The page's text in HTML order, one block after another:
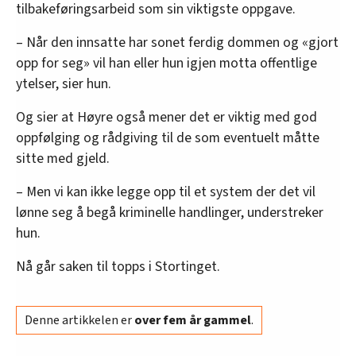
oversikten lengre ned på denne siden.
tilbakeføringsarbeid som sin viktigste oppgave.
– Når den innsatte har sonet ferdig dommen og «gjort
opp for seg» vil han eller hun igjen motta offentlige
ytelser, sier hun.
Og sier at Høyre også mener det er viktig med god
oppfølging og rådgiving til de som eventuelt måtte
sitte med gjeld.
– Men vi kan ikke legge opp til et system der det vil
lønne seg å begå kriminelle handlinger, understreker
hun.
Nå går saken til topps i Stortinget.
Denne artikkelen erover fem år gammel.